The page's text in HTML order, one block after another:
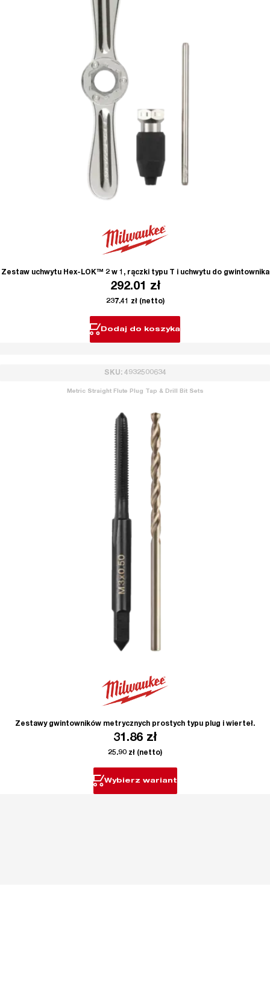
Zestaw uchwytu Hex-LOK™ 2 w 1, rączki typu T i uchwytu do gwintownika
292.01 zł
237.41 zł(netto)
Dodaj do koszyka
SKU: 4932500634
Metric Straight Flute Plug Tap & Drill Bit Sets
Zestawy gwintowników metrycznych prostych typu plug i wierteł.
31.86 zł
25.90 zł (netto)
Wybierz wariant